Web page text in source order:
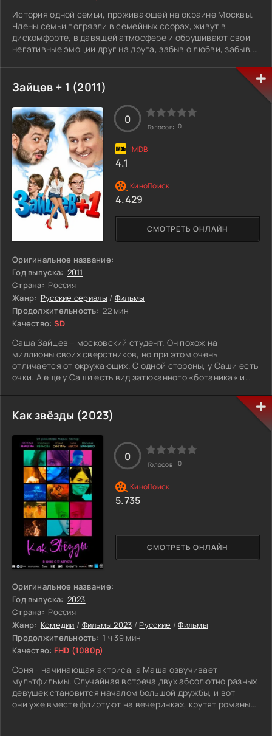
История одной семьи, проживающей на окраине Москвы.
Члены семьи погрязли в семейных ссорах, живут в
дискомфорте, в давящей атмосфере и обрушивают свои
негативные эмоции друг на друга, забыв о любви, забыв,
Боге. Одна большая трагедия заставит их очнуться,
измениться и испытать катарсис, но будет уже поздно.
Зайцев + 1 (2011)
Оригинальное название:
Год выпуска: 2011
Страна: Россия
Жанр: Русские сериалы / Фильмы
Продолжительность: 22 мин
Качество: SD
Саша Зайцев – московский студент. Он похож на
миллионы своих сверстников, но при этом очень
отличается от окружающих. С одной стороны, у Саши есть
очки. А еще у Саши есть вид затюканного «ботаника» и
раздвоение личности. Нет, он не разговаривает сам с
собой в шапочке из фольги. Просто если Сашу бьют по
голове, он «превращается» в Федора, подозрительно
похожего на актера Михаила Галустяна.
Федор, в отличие от Саши, знает, что делать со своими
желаниями - немедленно исполнять! Хочется нахамить
соседу? Зажать на вечеринке однокурсницу? Угнать
джип? Мало, кто решится на такое, но Федор может все.
СМОТРЕТЬ ОНЛАЙН
0
Голосов: 0
4.1
4.429
Как звёзды (2023)
Оригинальное название:
Год выпуска: 2023
Страна: Россия
Жанр: Комедии / Фильмы 2023 / Русские /Фильмы
Продолжительность: 1 ч 39 мин
Качество: FHD (1080p)
Соня - начинающая актриса, а Маша озвучивает
мультфильмы. Случайная встреча двух абсолютно разных
девушек становится началом большой дружбы, и вот
они уже вместе флиртуют на вечеринках, крутят романы
СМОТРЕТЬ ОНЛАЙН
0
Голосов: 0
5.735